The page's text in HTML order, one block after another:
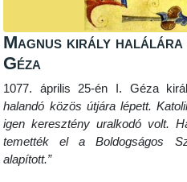
Magnus király halálára
Géza
1077. április 25-én I. Géza
halandó közös útjára lépett.
igen keresztény uralkodó volt.
temették el a Boldogságos
alapított.”